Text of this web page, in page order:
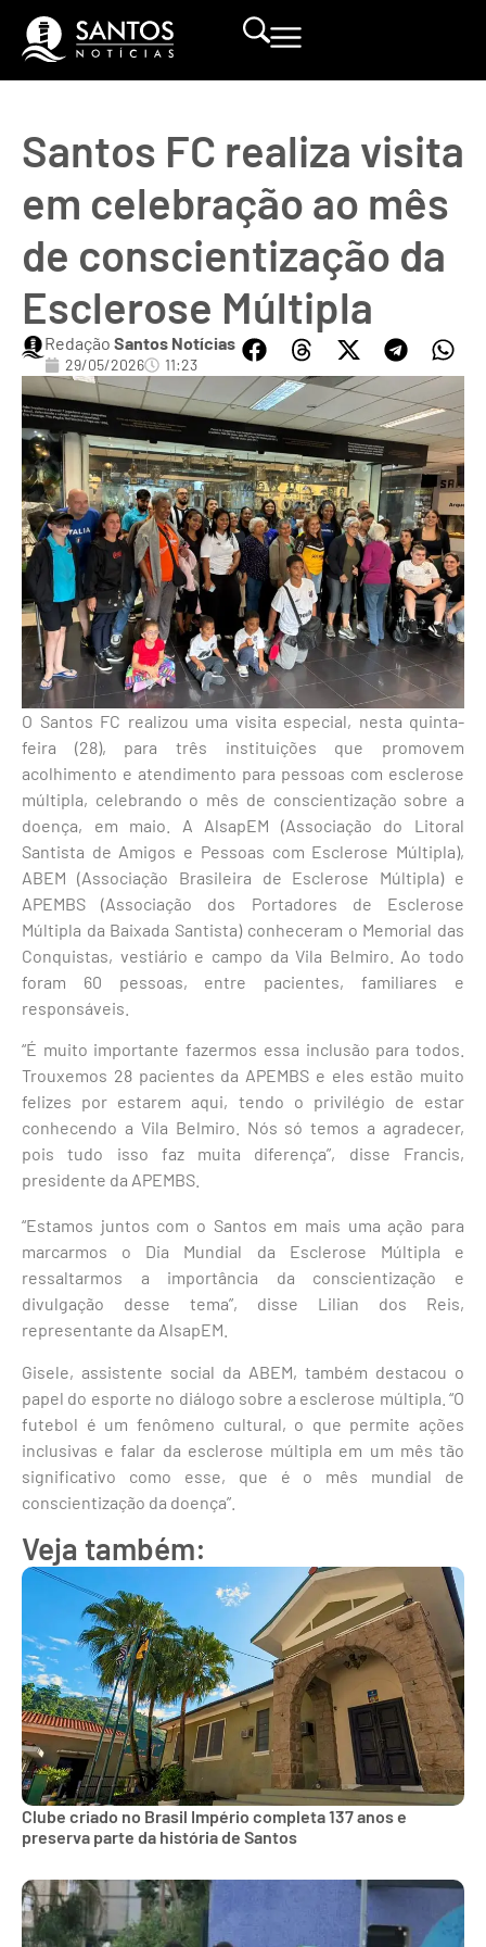
Santos FC realiza visita
em celebração ao mês
de conscientização da
Esclerose Múltipla
Redação Santos Notícias
29/05/2026 11:23
O Santos FC realizou uma visita especial, nesta quinta-
feira (28), para três instituições que promovem
acolhimento e atendimento para pessoas com esclerose
múltipla, celebrando o mês de conscientização sobre a
doença, em maio. A AlsapEM (Associação do Litoral
Santista de Amigos e Pessoas com Esclerose Múltipla),
ABEM (Associação Brasileira de Esclerose Múltipla) e
APEMBS (Associação dos Portadores de Esclerose
Múltipla da Baixada Santista) conheceram o Memorial das
Conquistas, vestiário e campo da Vila Belmiro. Ao todo
foram 60 pessoas, entre pacientes, familiares e
responsáveis.
“É muito importante fazermos essa inclusão para todos.
Trouxemos 28 pacientes da APEMBS e eles estão muito
felizes por estarem aqui, tendo o privilégio de estar
conhecendo a Vila Belmiro. Nós só temos a agradecer,
pois tudo isso faz muita diferença”, disse Francis,
presidente da APEMBS.
“Estamos juntos com o Santos em mais uma ação para
marcarmos o Dia Mundial da Esclerose Múltipla e
ressaltarmos a importância da conscientização e
divulgação desse tema”, disse Lilian dos Reis,
representante da AlsapEM.
Gisele, assistente social da ABEM, também destacou o
papel do esporte no diálogo sobre a esclerose múltipla. “O
futebol é um fenômeno cultural, o que permite ações
inclusivas e falar da esclerose múltipla em um mês tão
significativo como esse, que é o mês mundial de
conscientização da doença”.
Veja também:
Clube criado no Brasil Império completa 137 anos e
preserva parte da história de Santos